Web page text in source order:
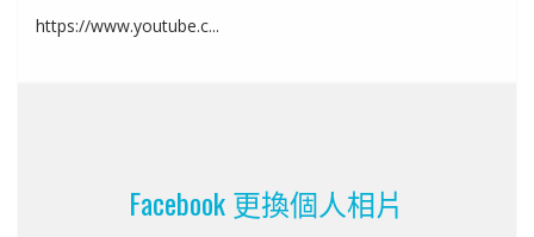
https://www.youtube.c...
Facebook 更換個人相片